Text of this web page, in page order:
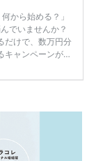
から始める？」
でいませんか？
だけで、数万円分
キャンペーンがあ
まうことも……。
」といった疑問も
れる「ウェディ